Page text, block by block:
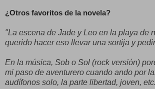
¿Otros favoritos de la novela?
"La escena de Jade y Leo en la playa de
querido hacer eso llevar una sortija y
En la música, Sob o Sol (rock versión)
mi paso de aventurero cuando ando por
audífonos solo, la parte libertad, joven,